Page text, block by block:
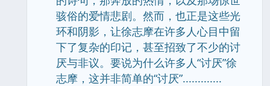
骇俗的爱情悲剧。然而，也正是这些光
环和阴影，让徐志摩在许多人心目中留
下了复杂的印记，甚至招致了不少的讨
厌与非议。要说为什么许多人“讨厌”徐
志摩，这并非简单的“讨厌”.............